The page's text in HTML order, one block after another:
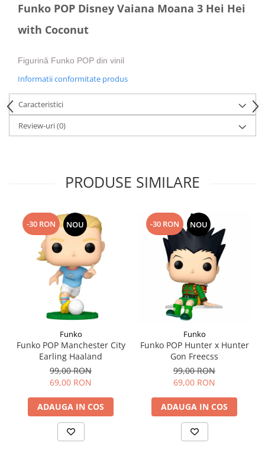
Funko POP Disney Vaiana Moana 3 Hei Hei
with Coconut
Figurină Funko POP din vinil
Informatii conformitate produs
Caracteristici
Review-uri(0)
PRODUSE SIMILARE
-30 RON NOU
Funko
Funko POP Manchester City
Earling Haaland
99,00 RON
69,00 RON
ADAUGA IN COS
-30 RON NOU
Funko
Funko POP Hunter x Hunter
Gon Freecss
99,00 RON
69,00 RON
ADAUGA IN COS